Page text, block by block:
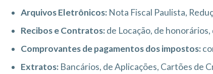
Arquivos Eletrônicos:Nota Fiscal Paulista,
Recibos e Contratos:de Locação, de
Comprovantes de pagamentos dos impostos:
Extratos:Bancários, de Aplicações, Cartões de